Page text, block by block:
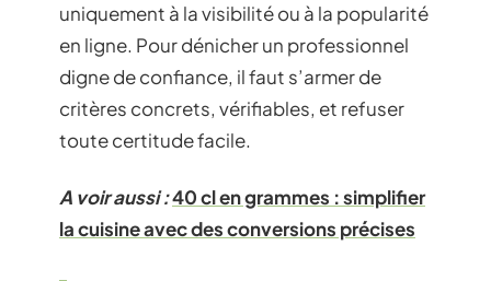
uniquement à la visibilité ou à la popularité
en ligne. Pour dénicher un professionnel
digne de confiance, il faut s’armer de
critères concrets, vérifiables, et refuser
toute certitude facile.
A voir aussi :40 cl en grammes : simplifier
la cuisine avec des conversions précises